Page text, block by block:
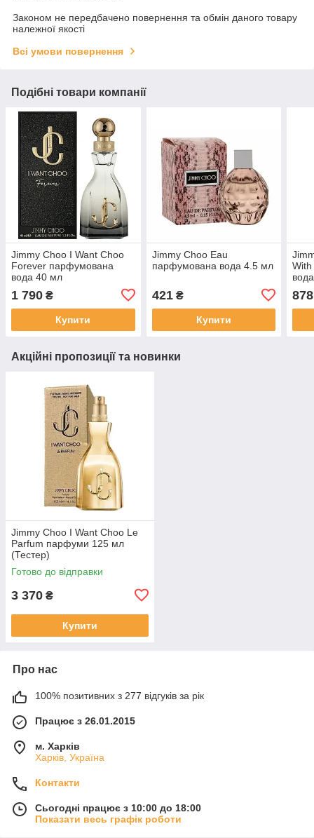
Законом не передбачено повернення та обмін даного товару
належної якості
Всі умови повернення
Подібні товари компанії
Jimmy Choo I Want Choo
Forever парфумована
вода 40 мл
1 790 ₴
Купити
Jimmy Choo Eau
парфумована вода 4.5 мл
421₴
Купити
878
Акційні пропозиції та новинки
Jimmy Choo I Want Choo Le
Parfum парфуми 125 мл
(Тестер)
Готово до відправки
3 370 ₴
Купити
Про нас
100% позитивних з 277 відгуків за рік
Працює з 26.01.2015
м. Харків
Харків, Україна
Контакти
Сьогодні працює з 10:00 до 18:00
Показати весь графік роботи